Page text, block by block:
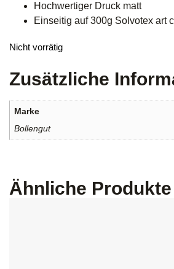
Hochwertiger Druck matt
Einseitig auf 300g Solvotex art
Nicht vorrätig
Zusätzliche
Marke
Bollengut
Ähnliche Produkte